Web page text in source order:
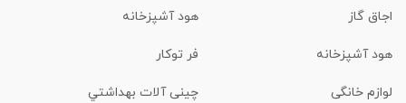
اجاق گاز هود آشپزخانه
هود آشپزخانه فر توکار
لوازم خانگی چینی آلات بهداشتي